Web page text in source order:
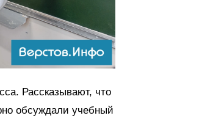
Рассказывают, что
обсуждали учебный